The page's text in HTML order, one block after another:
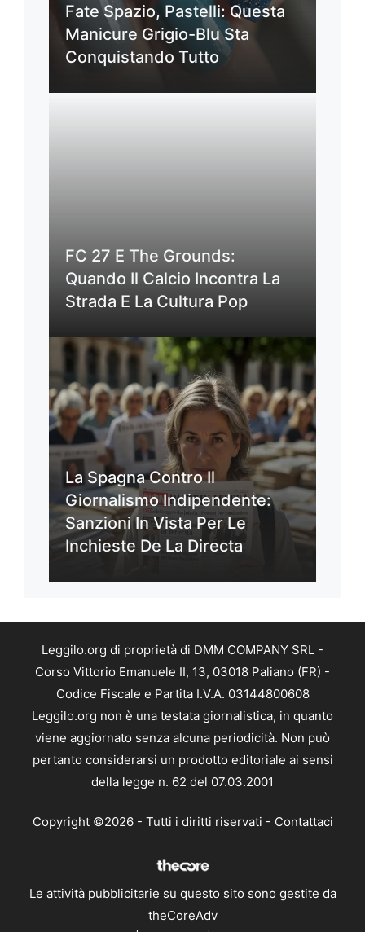
Fate Spazio, Pastelli: Questa
Manicure Grigio-Blu Sta
Conquistando Tutto
FC 27 E The Grounds:
Quando Il Calcio Incontra La
Strada E La Cultura Pop
La Spagna Contro Il
Giornalismo Indipendente:
Sanzioni In Vista Per Le
Inchieste De La Directa
Leggilo.org di proprietà di DMM COMPANY SRL -
Corso Vittorio Emanuele II, 13, 03018 Paliano (FR) -
Codice Fiscale e Partita I.V.A. 03144800608
Leggilo.org non è una testata giornalistica, in quanto
viene aggiornato senza alcuna periodicità. Non può
pertanto considerarsi un prodotto editoriale ai sensi
della legge n. 62 del 07.03.2001
Copyright ©2026 - Tutti i diritti riservati - Contattaci
Le attività pubblicitarie su questo sito sono gestite da
theCoreAdv